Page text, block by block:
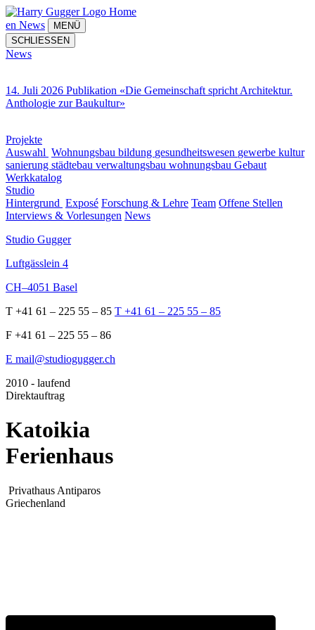
Home
en News
MENÜ
SCHLIESSEN
News
14. Juli 2026 Publikation «Die Gemeinschaft spricht Architektur.
Anthologie zur Baukultur»
Projekte
Auswahl Wohnungsbau bildung gesundheitswesen gewerbe kultur
sanierung städtebau verwaltungsbau wohnungsbau Gebaut
Werkkatalog
Studio
Hintergrund Exposé Forschung & Lehre Team Offene Stellen
Interviews & Vorlesungen News
Studio Gugger
Luftgässlein 4
CH–4051 Basel
T +41 61 – 225 55 – 85 T +41 61 – 225 55 – 85
F +41 61 – 225 55 – 86
E mail@studiogugger.ch
2010 - laufend
Direktauftrag
Katoikia
Ferienhaus
Privathaus Antiparos
Griechenland